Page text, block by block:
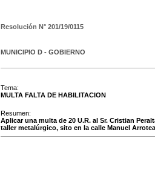
Resolución N° 201/19/0115
MUNICIPIO D - GOBIERNO
Tema:
MULTA FALTA DE HABILITACION
Resumen:
Aplicar una multa de 20 U.R. al Sr. Cristian
taller metalúrgico, sito en la calle Manuel